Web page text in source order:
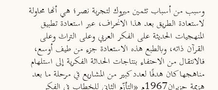
وسبب من أسباب تثمين مبروك لتجربة نصر؛ هي أنها محاولة
لاستعادة الطريق بعد هذا الانحراف، عبر استعادة تطبيق
المنهجيات الحديثة على الفكر العربي وعلى التراث وعلى
القرآن ذاته، وبالطبع هذه الاستعادة جزء من طيف أوسع،
فالانتقال من الاحتفاء بنتاجات الحداثة الفكرية إلى استلهام
مناهجها كان هدفًا لعدد كبير من المشاريع في مرحلة ما بعد